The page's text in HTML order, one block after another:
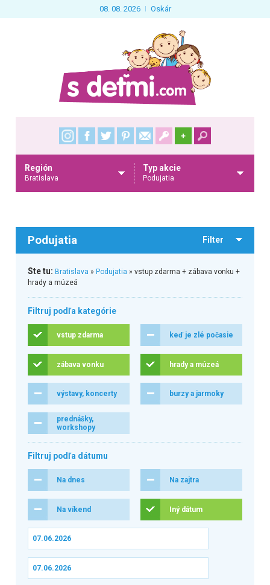
08. 08. 2026 Oskár
+
Región
Bratislava
Typ akcie
Podujatia
Podujatia Filter
Ste tu: Bratislava » Podujatia » vstup zdarma + zábava vonku +
hrady a múzeá
Filtruj podľa kategórie
vstup zdarma keď je zlé počasie
zábava vonku hrady a múzeá
výstavy, koncerty burzy a jarmoky
prednášky,
workshopy
Filtruj podľa dátumu
Na dnes Na zajtra
Na víkend Iný dátum